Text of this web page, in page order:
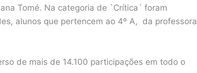
Tomé. Na categoria de `Crítica´ foram
alunos que pertencem ao 4º A, da professora
de mais de 14.100 participações em todo o